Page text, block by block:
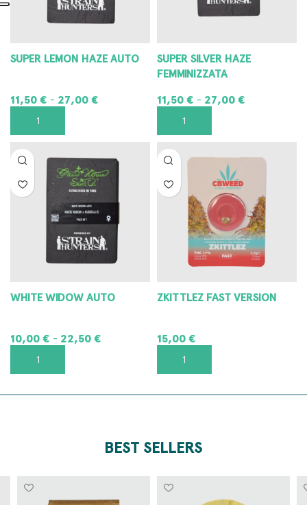
SUPER LEMON HAZE AUTO
11,50€ - 27,00€
SCEGLI
SUPER SILVER HAZE
FEMMINIZZATA
11,50€ - 27,00€
SCEGLI
WHITE WIDOW AUTO
10,00€ - 22,50€
SCEGLI
ZKITTLEZ FAST VERSION
15,00€
AGGIUNGI AL CARRELLO
BEST SELLERS